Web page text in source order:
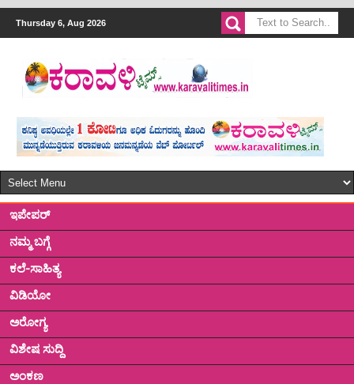
Thursday 6, Aug 2026
ಇಪೇಪರ್
ನಮ್ಮ ಬಗ್ಗೆ
ಕಲೆ-ಸಾಹಿತ್ಯ
ವಿಡಿಯೋ
ಅರೋಗ್ಯ
ವಿಶೇಷ ಸುದ್ದಿ
ಅಂಕಣ